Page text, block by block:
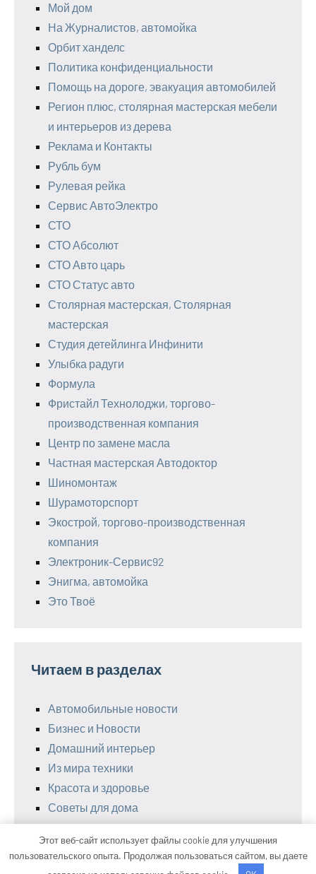
Мой дом
На Журналистов, автомойка
Орбит ханделс
Политика конфиденциальности
Помощь на дороге, эвакуация автомобилей
Регион плюс, столярная мастерская мебели
и интерьеров из дерева
Реклама и Контакты
Рубль бум
Рулевая рейка
Сервис АвтоЭлектро
СТО
СТО Абсолют
СТО Авто царь
СТО Статус авто
Столярная мастерская, Столярная
мастерская
Студия детейлинга Инфинити
Улыбка радуги
Формула
Фристайл Технолоджи, торгово-
производственная компания
Центр по замене масла
Частная мастерская Автодоктор
Шиномонтаж
Шурамоторспорт
Экострой, торгово-производственная
компания
Электроник-Сервис92
Энигма, автомойка
Это Твоё
Читаем в разделах
Автомобильные новости
Бизнес и Новости
Домашний интерьер
Из мира техники
Красота и здоровье
Советы для дома
Этот веб-сайт использует файлы cookie для улучшения
пользовательского опыта. Продолжая пользоваться сайтом, вы даете